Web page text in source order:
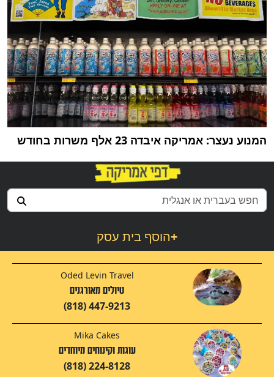
המנוע נעצר: אמריקה איבדה 23 אלף משרות בחודש
הוסף בית עסק+
Oded Levin Travel
טיולים מאורגנים
(818) 447-9213
Mika Cakes
עוגות וקינוחים מיוחדים
(818) 224-8128